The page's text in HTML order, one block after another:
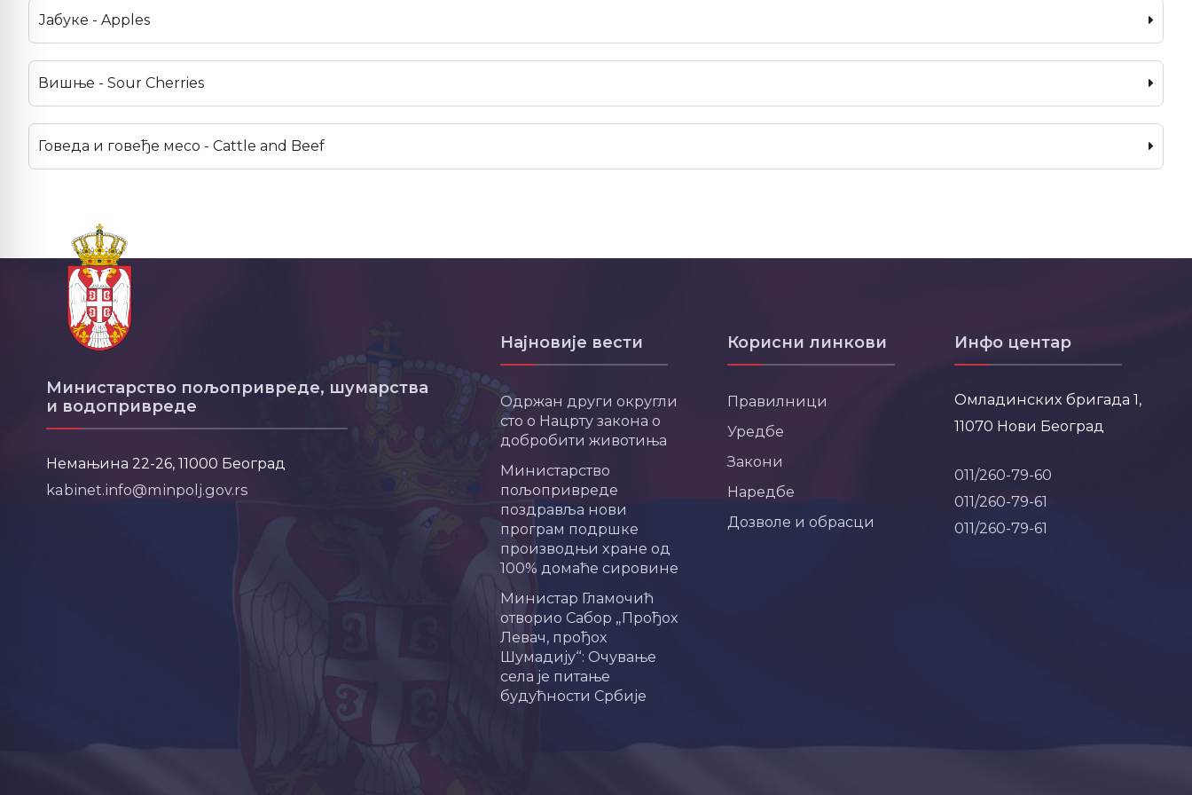
Јабуке - Apples
Вишње - Sour Cherries
Говеда и говеђе месо - Cattle and Beef
Министарство пољопривреде, шумарства
и водопривреде
Немањина 22-26, 11000 Београд
kabinet.info@minpolj.gov.rs
Најновије вести
Одржан други округли
сто о Нацрту закона о
добробити животиња
Министарство
пољопривреде
поздравља нови
програм подршке
производњи хране од
100% домаће сировине
Министар Гламочић
отворио Сабор „Прођох
Левач, прођох
Шумадију“: Очување
села је питање
будућности Србије
Корисни линкови
Правилници
Уредбе
Закони
Наредбе
Дозволе и обрасци
Инфо центар
Омладинских бригада 1,
11070 Нови Београд
011/260-79-60
011/260-79-61
011/260-79-61